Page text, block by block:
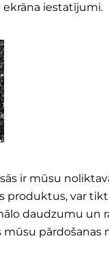
iestatījumi.
ir mūsu
produktus, var
daudzumu un
pārdošanas